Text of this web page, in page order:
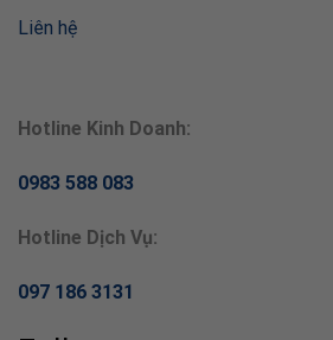
Liên hệ
Hotline Kinh Doanh:
0983 588 083
Hotline Dịch Vụ:
097 186 3131